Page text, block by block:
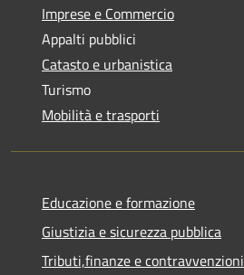
Imprese e Commercio
Appalti pubblici
Catasto e urbanistica
Turismo
Mobilità e trasporti
Educazione e formazione
Giustizia e sicurezza pubblica
Tributi,finanze e contravvenzioni